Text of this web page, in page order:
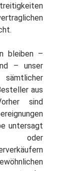
bleiben –
– unser
aus
sind
untersagt
oder